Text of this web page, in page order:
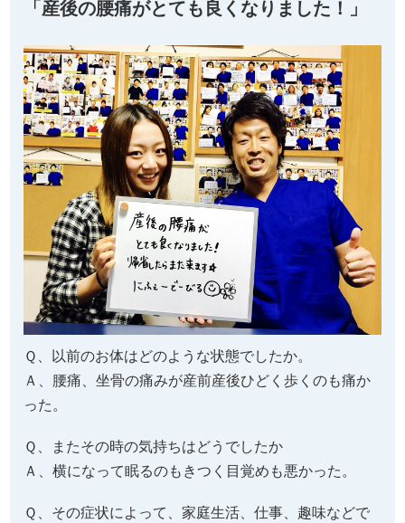
「産後の腰痛がとても良くなりました！」
Ｑ、以前のお体はどのような状態でしたか。
Ａ、腰痛、坐骨の痛みが産前産後ひどく歩くのも痛か
った。
Ｑ、またその時の気持ちはどうでしたか
Ａ、横になって眠るのもきつく目覚めも悪かった。
Ｑ、その症状によって、家庭生活、仕事、趣味などで